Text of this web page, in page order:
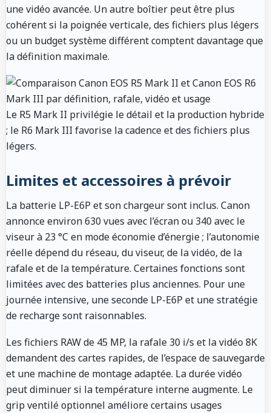
une vidéo avancée. Un autre boîtier peut être plus
cohérent si la poignée verticale, des fichiers plus légers
ou un budget système différent comptent davantage que
la définition maximale.
Le R5 Mark II privilégie le détail et la production hybride
; le R6 Mark III favorise la cadence et des fichiers plus
légers.
Limites et accessoires à prévoir
La batterie LP-E6P et son chargeur sont inclus. Canon
annonce environ 630 vues avec l’écran ou 340 avec le
viseur à 23 °C en mode économie d’énergie ; l’autonomie
réelle dépend du réseau, du viseur, de la vidéo, de la
rafale et de la température. Certaines fonctions sont
limitées avec des batteries plus anciennes. Pour une
journée intensive, une seconde LP-E6P et une stratégie
de recharge sont raisonnables.
Les fichiers RAW de 45 MP, la rafale 30 i/s et la vidéo 8K
demandent des cartes rapides, de l’espace de sauvegarde
et une machine de montage adaptée. La durée vidéo
peut diminuer si la température interne augmente. Le
grip ventilé optionnel améliore certains usages